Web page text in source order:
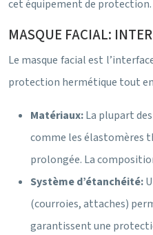
cet équipement de protection.
MASQUE FACIAL:
Le masque facial est
protection hermétique tout
Matériaux:La plupart
comme les élastomères
prolongée. La
Système d’étanchéité:
(courroies, attaches)
garantissent une